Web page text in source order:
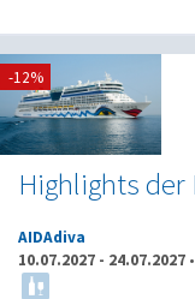
Highlights der
AIDAdiva
10.07.2027 - 24.07.2027 •
-12%